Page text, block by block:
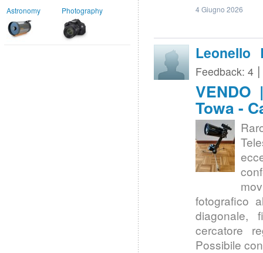
Astronomy Photography 4 Giugno 2026
Leonello
Feedback: 4
VENDO
Towa -
fotografico
diagonale,
cercatore
Possibile